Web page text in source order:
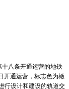
十八条开通运营的地铁
开通运营，标志色为橄
行设计和建设的轨道交